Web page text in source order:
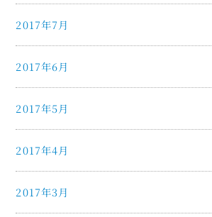
2017年7月
2017年6月
2017年5月
2017年4月
2017年3月